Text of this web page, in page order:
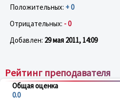
Положительных: + 0
Отрицательных: - 0
Добавлен: 29 мая 2011, 14:09
Рейтинг преподавателя
Общая оценка
0.0